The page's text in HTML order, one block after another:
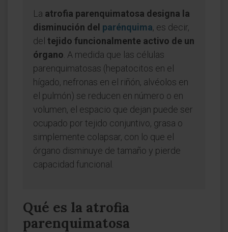
La atrofia parenquimatosa designa la
disminución del parénquima, es decir,
del tejido funcionalmente activo de un
órgano . A medida que las células
parenquimatosas (hepatocitos en el
hígado, nefronas en el riñón, alvéolos en
el pulmón) se reducen en número o en
volumen, el espacio que dejan puede ser
ocupado por tejido conjuntivo, grasa o
simplemente colapsar, con lo que el
órgano disminuye de tamaño y pierde
capacidad funcional.
Qué es la atrofia
parenquimatosa